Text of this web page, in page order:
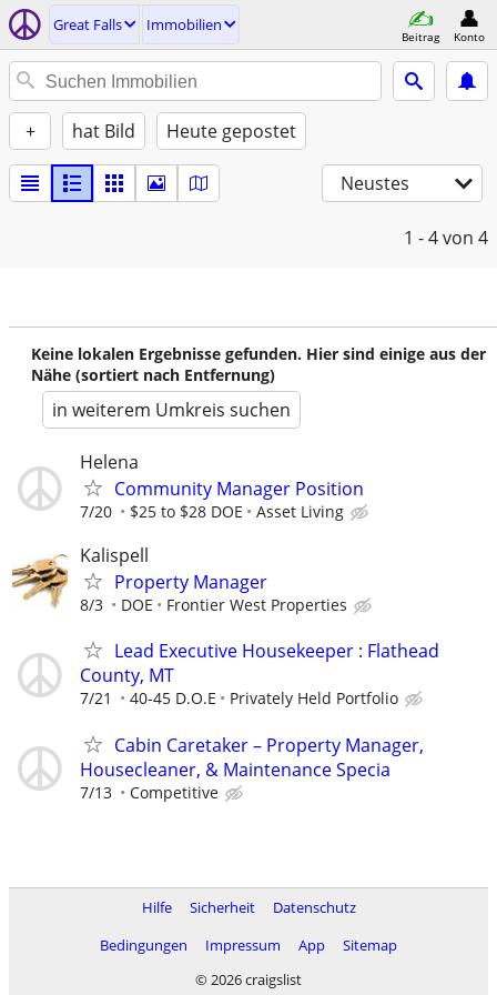
Great Falls Immobilien
Beitrag Konto
+ hat Bild Heute gepostet
Neustes
1 - 4von 4
Keine lokalen Ergebnisse gefunden. Hier sind einige aus der
Nähe (sortiert nach Entfernung)
in weiterem Umkreis suchen
Helena
Community Manager Position
7/20 $25 to $28 DOE Asset Living
Kalispell
Property Manager
8/3 DOE Frontier West Properties
Lead Executive Housekeeper : Flathead
County, MT
7/21 40-45 D.O.E Privately Held Portfolio
Cabin Caretaker – Property Manager,
Housecleaner, & Maintenance Specia
7/13 Competitive
Hilfe Sicherheit
Datenschutz
Bedingungen
Impressum App
Sitemap
© 2026 craigslist